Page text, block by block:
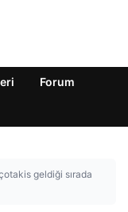
Forum
geldiği sırada